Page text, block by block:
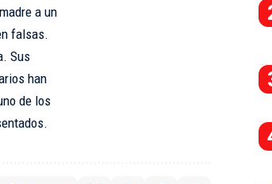
a un
falsas.
Sus
han
de los